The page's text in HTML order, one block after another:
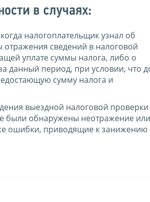
в случаях:
налогоплательщик узнал об
сведений в налоговой
уплате суммы налога, либо о
данный период, при условии, что
сумму налога и
выездной налоговой проверки
были обнаружены неотражение или
ошибки, приводящие к занижению